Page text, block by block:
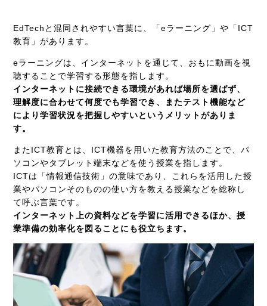
EdTech と混同されやすい言葉に、「eラーニング」や「ICT
教育」があります。
eラーニングは、インターネットを通じて、おもに動画を視
聴することで学習する形態を指します。
インターネットに接続できる環境があれば場所を選ばず、
理解度に合わせて何度でも学習でき、またテスト機能など
により学習状況を把握しやすいというメリットがありま
す。
またICT教育とは、 ICT機器を用いた教育方法のことで、パ
ソコンやタブレット端末などを使う授業を指します。
ICTは「情報通信技術」の意味であり、これらを活用した授
業やパソコンそのものの使い方を教える授業などを総称し
て呼ぶ言葉です。
インターネット上の資料などを学習に活用できるほか、授
業準備の効率化を図ることにも役立ちます。